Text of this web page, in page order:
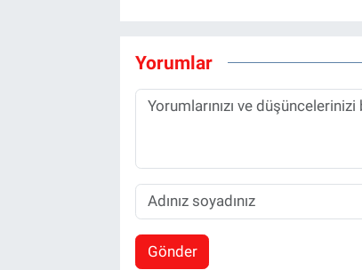
Yorumlar
Gönder